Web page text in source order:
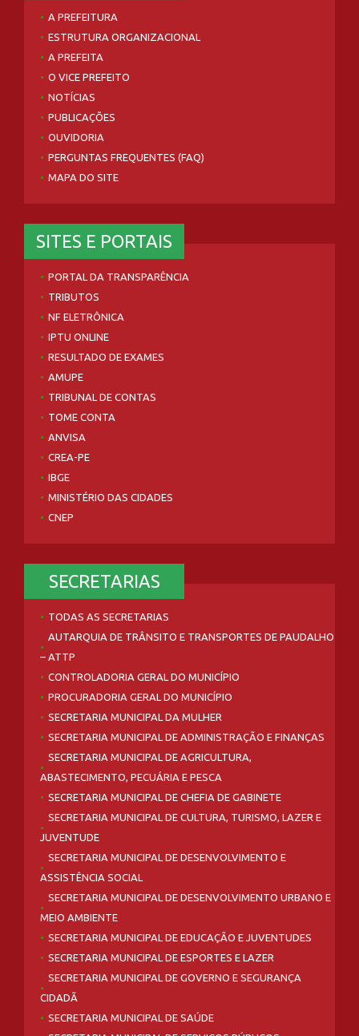
A PREFEITURA
ESTRUTURA ORGANIZACIONAL
A PREFEITA
O VICE PREFEITO
NOTÍCIAS
PUBLICAÇÕES
OUVIDORIA
PERGUNTAS FREQUENTES (FAQ)
MAPA DO SITE
SITES E PORTAIS
PORTAL DA TRANSPARÊNCIA
TRIBUTOS
NF ELETRÔNICA
IPTU ONLINE
RESULTADO DE EXAMES
AMUPE
TRIBUNAL DE CONTAS
TOME CONTA
ANVISA
CREA-PE
IBGE
MINISTÉRIO DAS CIDADES
CNEP
SECRETARIAS
TODAS AS SECRETARIAS
AUTARQUIA DE TRÂNSITO E TRANSPORTES DE PAUDALHO
– ATTP
CONTROLADORIA GERAL DO MUNICÍPIO
PROCURADORIA GERAL DO MUNICÍPIO
SECRETARIA MUNICIPAL DA MULHER
SECRETARIA MUNICIPAL DE ADMINISTRAÇÃO E FINANÇAS
SECRETARIA MUNICIPAL DE AGRICULTURA,
ABASTECIMENTO, PECUÁRIA E PESCA
SECRETARIA MUNICIPAL DE CHEFIA DE GABINETE
SECRETARIA MUNICIPAL DE CULTURA, TURISMO, LAZER E
JUVENTUDE
SECRETARIA MUNICIPAL DE DESENVOLVIMENTO E
ASSISTÊNCIA SOCIAL
SECRETARIA MUNICIPAL DE DESENVOLVIMENTO URBANO E
MEIO AMBIENTE
SECRETARIA MUNICIPAL DE EDUCAÇÃO E JUVENTUDES
SECRETARIA MUNICIPAL DE ESPORTES E LAZER
SECRETARIA MUNICIPAL DE GOVERNO E SEGURANÇA
CIDADÃ
SECRETARIA MUNICIPAL DE SAÚDE